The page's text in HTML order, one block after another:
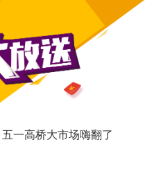
一高桥大市场嗨翻了